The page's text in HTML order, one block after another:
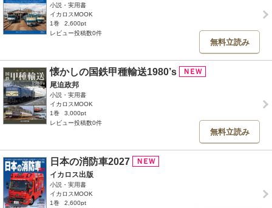
小説・実用書
イカロスMOOK
1巻
2,600pt
レビュー投稿数0件
無料立読み
懐かしの国鉄甲種輸送1980’s
尾迫政邦
小説・実用書
イカロスMOOK
1巻
3,000pt
レビュー投稿数0件
無料立読み
日本の消防車2027
イカロス出版
小説・実用書
イカロスMOOK
1巻
2,600pt